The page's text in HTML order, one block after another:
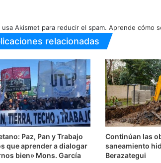
Akismet para reducir el spam. Aprende cómo
relacionadas
Paz, Pan y Trabajo
que aprender a dialogar
bien» Mons. García
Continúan las
saneamiento
Berazategui